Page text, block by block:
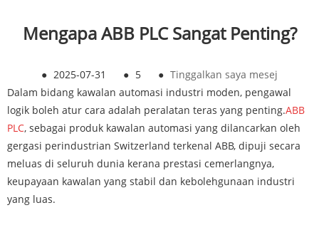
Mengapa ABB PLC Sangat Penting?
● 2025-07-31 ● 5 ● Tinggalkan saya mesej
Dalam bidang kawalan automasi industri moden, pengawal
logik boleh atur cara adalah peralatan teras yang penting.ABB
PLC, sebagai produk kawalan automasi yang dilancarkan oleh
gergasi perindustrian Switzerland terkenal ABB, dipuji secara
meluas di seluruh dunia kerana prestasi cemerlangnya,
keupayaan kawalan yang stabil dan kebolehgunaan industri
yang luas.